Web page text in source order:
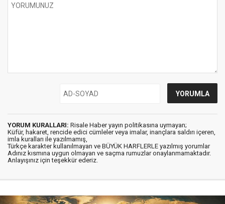
YORUM KURALLARI: Risale Haber yayın politikasına uymayan;
Küfür, hakaret, rencide edici cümleler veya imalar, inançlara saldırı içeren,
imla kuralları ile yazılmamış,
Türkçe karakter kullanılmayan ve BÜYÜK HARFLERLE yazılmış yorumlar
Adınız kısmına uygun olmayan ve saçma rumuzlar onaylanmamaktadır.
Anlayışınız için teşekkür ederiz.